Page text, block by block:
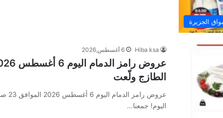
الجزيرة
Hiba ksa 6 أغسطس,2026
الطازج ولّعت
اليوم! جمعنا…